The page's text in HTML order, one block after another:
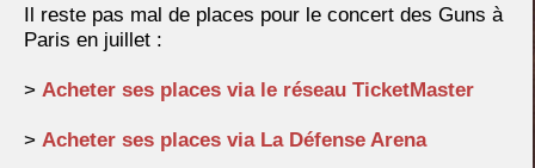
Il reste pas mal de places pour le concert des Guns à
Paris en juillet :
> Acheter ses places via le réseau TicketMaster
> Acheter ses places via La Défense Arena